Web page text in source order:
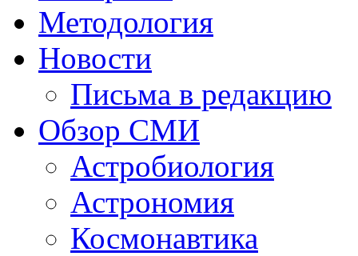
Методология
Новости
Письма в редакцию
Обзор СМИ
Астробиология
Астрономия
Космонавтика